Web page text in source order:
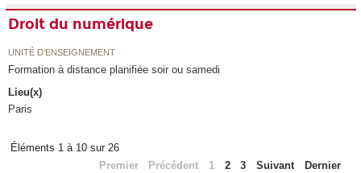
Droit du numérique
UNITÉ D’ENSEIGNEMENT
Formation à distance planifiée soir ou samedi
Lieu(x)
Paris
Éléments 1 à 10 sur 26
Premier
Précédent 1 2 3 Suivant Dernier